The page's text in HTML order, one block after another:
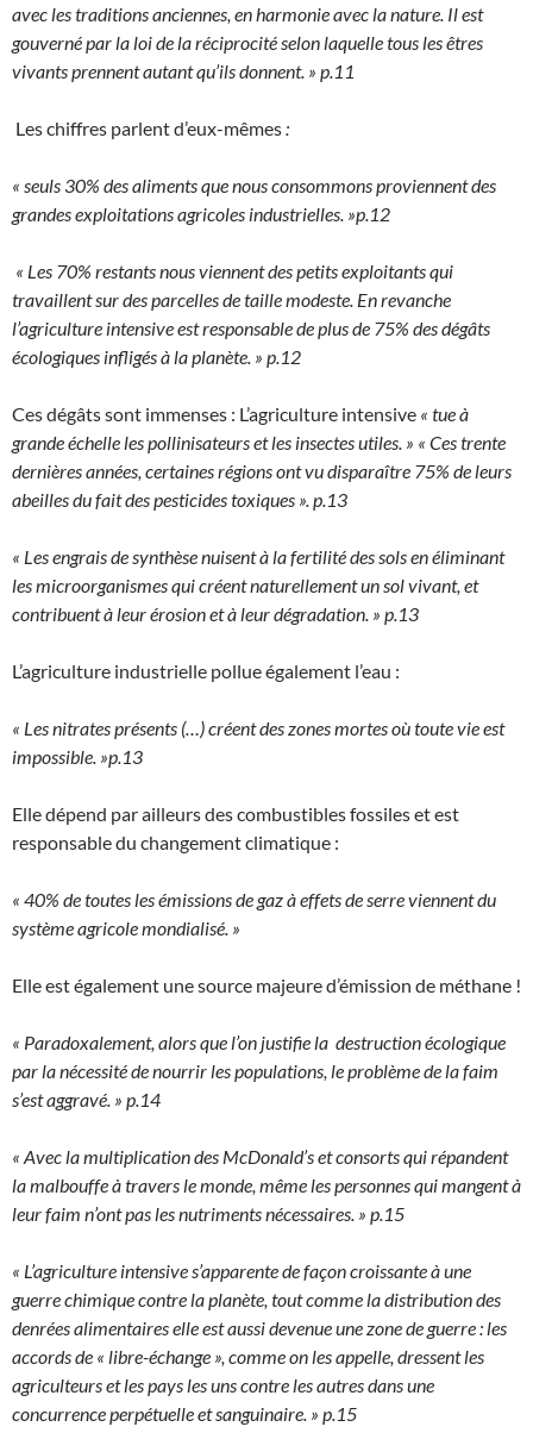
avec les traditions anciennes, en harmonie avec la nature. Il est
gouverné par la loi de la réciprocité selon laquelle tous les êtres
vivants prennent autant qu’ils donnent. » p.11
Les chiffres parlent d’eux-mêmes:
« seuls 30% des aliments que nous consommons proviennent des
grandes exploitations agricoles industrielles. »p.12
« Les 70% restants nous viennent des petits exploitants qui
travaillent sur des parcelles de taille modeste. En revanche
l’agriculture intensive est responsable de plus de 75% des dégâts
écologiques infligés à la planète. » p.12
Ces dégâts sont immenses : L’agriculture intensive « tue à
grande échelle les pollinisateurs et les insectes utiles. » « Ces trente
dernières années, certaines régions ont vu disparaître 75% de leurs
abeilles du fait des pesticides toxiques ». p.13
« Les engrais de synthèse nuisent à la fertilité des sols en éliminant
les microorganismes qui créent naturellement un sol vivant, et
contribuent à leur érosion et à leur dégradation. » p.13
L’agriculture industrielle pollue également l’eau :
« Les nitrates présents (…) créent des zones mortes où toute vie est
impossible. »p.13
Elle dépend par ailleurs des combustibles fossiles et est
responsable du changement climatique :
« 40% de toutes les émissions de gaz à effets de serre viennent du
système agricole mondialisé. »
Elle est également une source majeure d’émission de méthane !
« Paradoxalement, alors que l’on justifie la destruction écologique
par la nécessité de nourrir les populations, le problème de la faim
s’est aggravé. » p.14
« Avec la multiplication des McDonald’s et consorts qui répandent
la malbouffe à travers le monde, même les personnes qui mangent à
leur faim n’ont pas les nutriments nécessaires. » p.15
« L’agriculture intensive s’apparente de façon croissante à une
guerre chimique contre la planète, tout comme la distribution des
denrées alimentaires elle est aussi devenue une zone de guerre : les
accords de « libre-échange », comme on les appelle, dressent les
agriculteurs et les pays les uns contre les autres dans une
concurrence perpétuelle et sanguinaire. » p.15